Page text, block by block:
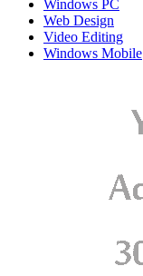
Windows PC
Web Design
Video Editing
Windows Mobile